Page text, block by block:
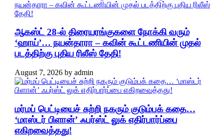
ஆகஸ்ட் 28-ல் திரையரங்குகளை நோக்கி வரும்
‘ஹாய்’… நயன்தாரா – கவின் கூட்டணியின் முதல்
படத்திற்கு புதிய ரிலீஸ் தேதி!
August 7, 2026by admin
மர்மப் பெட்டியைச் சுற்றி நகரும் குடும்பக் கதை…
‘மாஸ்டர் பிளான்’ ஃபர்ஸ்ட் லுக் எதிர்பார்ப்பை
எகிறவைத்தது!